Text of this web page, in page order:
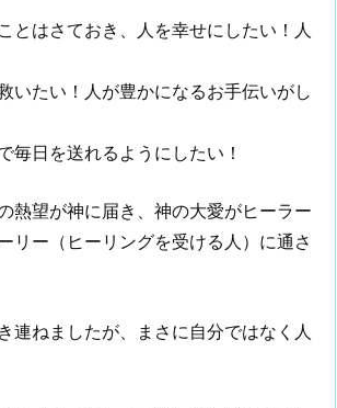
とはさておき、人を幸せにしたい！人
いたい！人が豊かになるお手伝いがし
毎日を送れるようにしたい！
熱望が神に届き、神の大愛がヒーラー
リー（ヒーリングを受ける人）に通さ
連ねましたが、まさに自分ではなく人